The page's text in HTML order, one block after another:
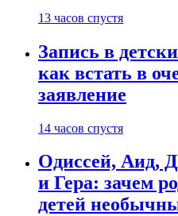
13 часов спустя
Запись в
как встать в
заявление
14 часов спустя
Одиссей, Аид,
и Гера: зачем
детей